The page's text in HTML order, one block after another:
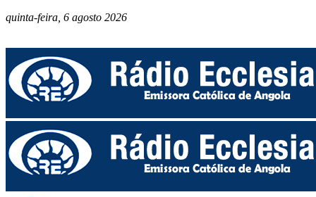
quinta-feira, 6 agosto 2026